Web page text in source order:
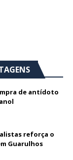
de antídoto
reforça o
Guarulhos